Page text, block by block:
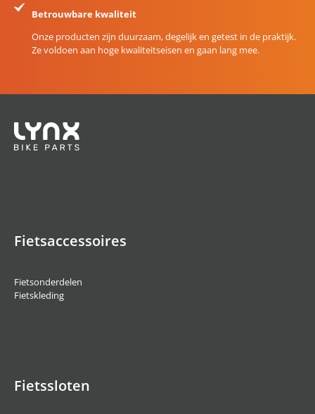
Betrouwbare kwaliteit
Onze producten zijn duurzaam, degelijk en getest in de praktijk.
Ze voldoen aan hoge kwaliteitseisen en gaan lang mee.
Fietsaccessoires
Fietsonderdelen
Fietskleding
Fietssloten